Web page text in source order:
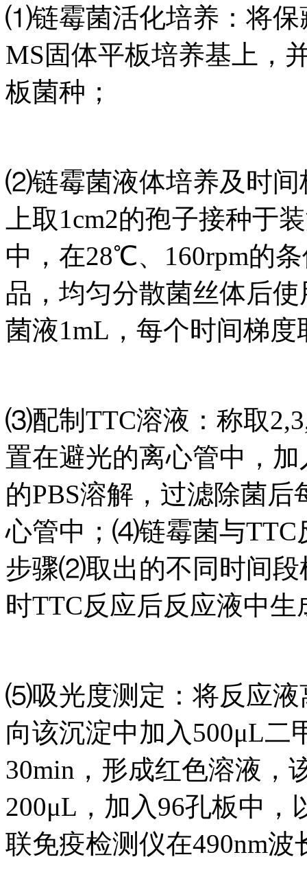
⑴链霉菌活化培养：将
MS固体平板培养基上，
板菌种；
⑵链霉菌液体培养及时间
上取1cm2的孢子接种于
中，在28℃、160rpm的
品，均匀分散菌丝体后
菌液1mL，每个时间梯
⑶配制TTC溶液：称取
置在避光的离心管中，
的PBS溶解，过滤除菌后
心管中；⑷链霉菌与TTC
步骤⑵取出的不同时间段
时TTC反应后反应液中
⑸吸光度测定：将反应液
向该沉淀中加入500μL二
30min，形成红色溶液，
200μL，加入96孔板中，
联免疫检测仪在490nm